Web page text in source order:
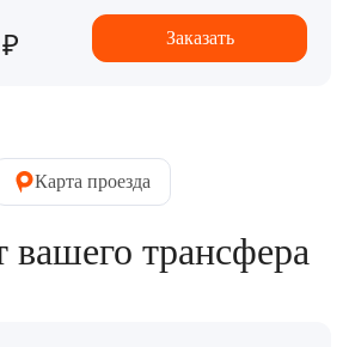
Заказать
Карта проезда
трансфера